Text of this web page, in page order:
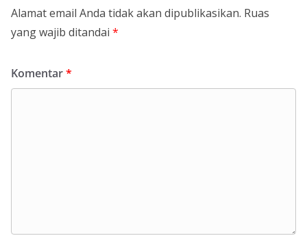
Alamat email Anda tidak akan dipublikasikan. Ruas
yang wajib ditandai *
Komentar*